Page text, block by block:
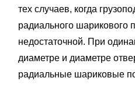
тех случаев, когда
радиального шарикового
недостаточной. При
диаметре и диаметре
радиальные шариковые